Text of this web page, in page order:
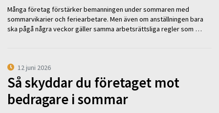
Många företag förstärker bemanningen under sommaren med
sommarvikarier och feriearbetare. Men även om anställningen bara
ska pågå några veckor gäller samma arbetsrättsliga regler som …
12 juni 2026
Så skyddar du företaget mot
bedragare i sommar